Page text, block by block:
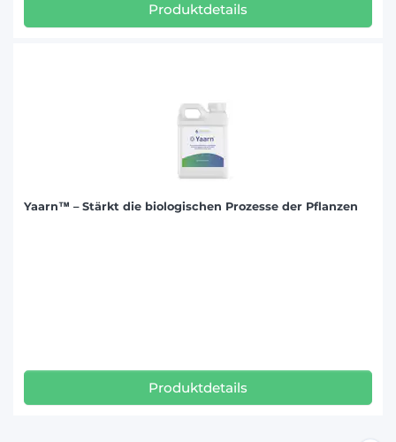
Produktdetails
Yaarn™ – Stärkt die biologischen Prozesse der Pflanzen
Produktdetails